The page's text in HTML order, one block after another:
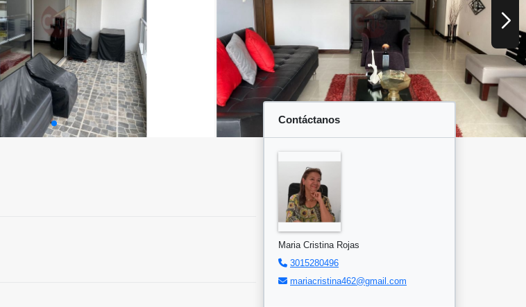
Contáctanos
Maria Cristina Rojas
3015280496
mariacristina462@gmail.com